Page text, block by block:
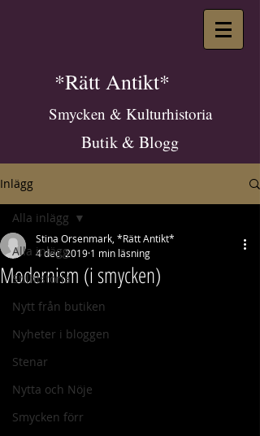
*Rätt Antikt*
Smycken & Kulturhistoria
Butik & Blogg
Inlägg
Alla inlägg
Stilhistoria
Nytt från butiken
Nyheter i bloggen
Stenar
Nytta och Nöje
Smycken förr
Alla inlägg
Modernism (i smycken)
Stina Orsenmark, *Rätt Antikt*
4 dec. 2019 1 min läsning